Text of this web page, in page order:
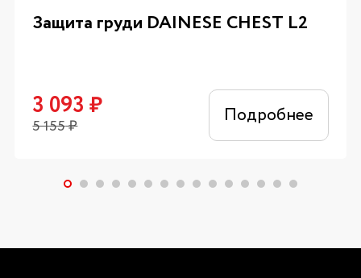
Защита груди DAINESE CHEST L2
3 093 ₽
5 155₽ Подробнее